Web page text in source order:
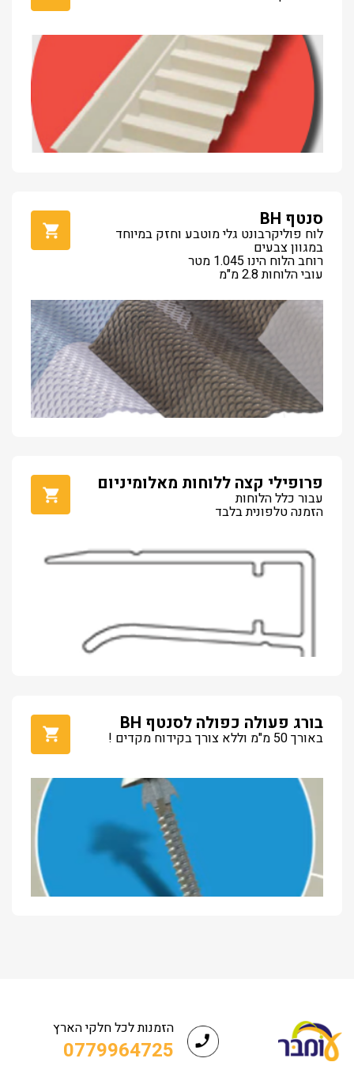
סנטף BH
לוח פוליקרבונט גלי מוטבע וחזק במיוחד
במגוון צבעים
רוחב הלוח הינו 1.045 מטר
עובי הלוחות 2.8 מ"מ
פרופילי קצה ללוחות מאלומיניום
עבור כלל הלוחות
הזמנה טלפונית בלבד
בורג פעולה כפולה לסנטף BH
באורך 50 מ"מ וללא צורך בקידוח מקדים !
הזמנות לכל חלקי הארץ
0779964725